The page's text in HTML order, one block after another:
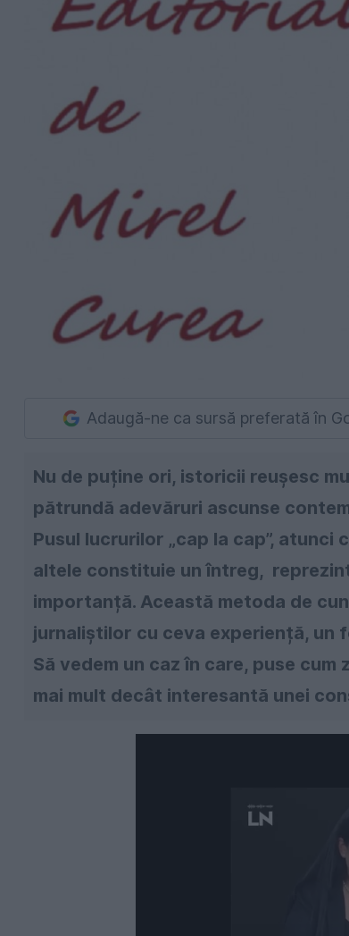
Adaugă-ne ca sursă preferată în
Nu de puține ori, istoricii reușesc
pătrundă adevăruri ascunse
Pusul lucrurilor „cap la cap”,
altele constituie un întreg,
importanță. Această metoda de
jurnaliștilor cu ceva experiență, un
Să vedem un caz în care, puse cum
mai mult decât interesantă unei